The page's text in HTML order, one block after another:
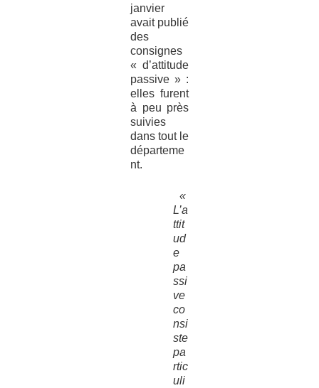
janvier
avait publié
des
consignes
« d’attitude
passive » :
elles furent
à peu près
suivies
dans tout le
départeme
nt.
«
L’a
ttit
ud
e
pa
ssi
ve
co
nsi
ste
pa
rtic
uli